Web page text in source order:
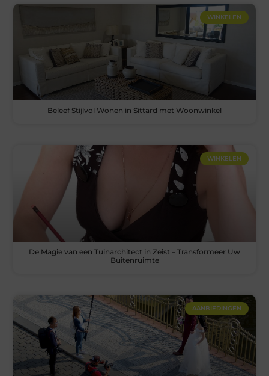
WINKELEN
Beleef Stijlvol Wonen in Sittard met Woonwinkel
WINKELEN
De Magie van een Tuinarchitect in Zeist – Transformeer Uw
Buitenruimte
AANBIEDINGEN